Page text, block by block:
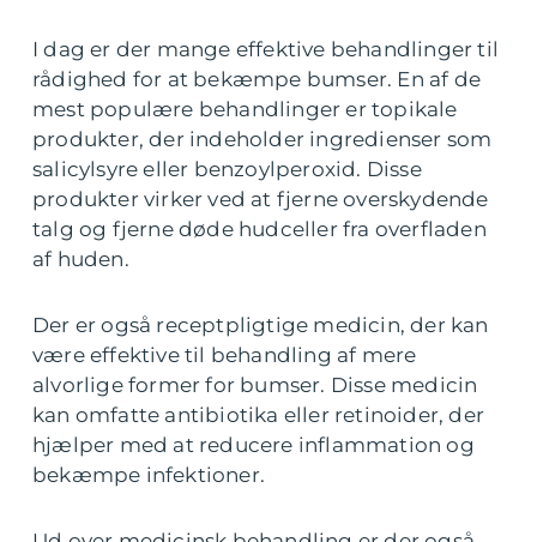
I dag er der mange effektive behandlinger til
rådighed for at bekæmpe bumser. En af de
mest populære behandlinger er topikale
produkter, der indeholder ingredienser som
salicylsyre eller benzoylperoxid. Disse
produkter virker ved at fjerne overskydende
talg og fjerne døde hudceller fra overfladen
af huden.
Der er også receptpligtige medicin, der kan
være effektive til behandling af mere
alvorlige former for bumser. Disse medicin
kan omfatte antibiotika eller retinoider, der
hjælper med at reducere inflammation og
bekæmpe infektioner.